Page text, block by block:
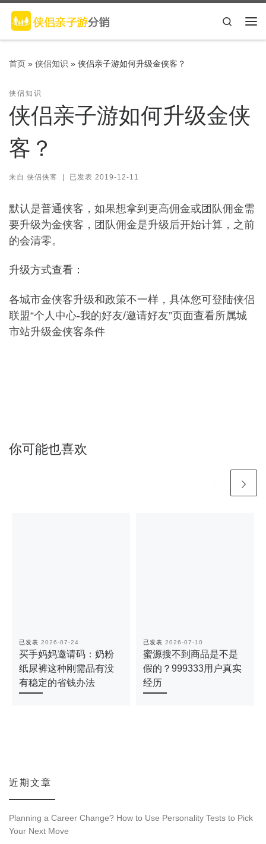
Skip to content
Search
首页 » 侠侣知识 » 侠侣亲子游如何升级金侠客？
侠侣知识
侠侣亲子游如何升级金侠
客？
来自 侠侣侠客 | 已发表 2019-12-11
默认是普通侠客，如果想拿到更高佣金或团队佣金需
要升级为金侠客，团队佣金是升级后开始计算，之前
的会清零。
升级方式查看：
各城市金侠客升级和政策不一样，具体您可登陆侠侣
联盟“个人中心-我的好友/邀请好友”页面查看所属城
市站升级金侠客条件
你可能也喜欢
已发表 2026-07-24
买手妈妈邀请码：奶粉
纸尿裤这种刚需品有没
有稳定的省钱办法
已发表 2026-07-10
蜜源搜不到商品是不是
假的？999333用户真实
经历
近期文章
Planning a Career Change? How to Use Personality Tests to Pick
Your Next Move